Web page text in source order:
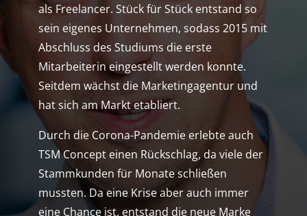
als Freelancer. Stück für Stück entstand so
sein eigenes Unternehmen, sodass 2015 mit
Abschluss des Studiums die erste
Mitarbeiterin eingestellt werden konnte.
Seitdem wächst die Marketingagentur und
hat sich am Markt etabliert.
Durch die Corona-Pandemie erlebte auch
TSM Concept einen Rückschlag, da viele der
Stammkunden für Monate schließen
mussten. Da eine Krise aber auch immer
eine Chance ist, entstand die neue Marke